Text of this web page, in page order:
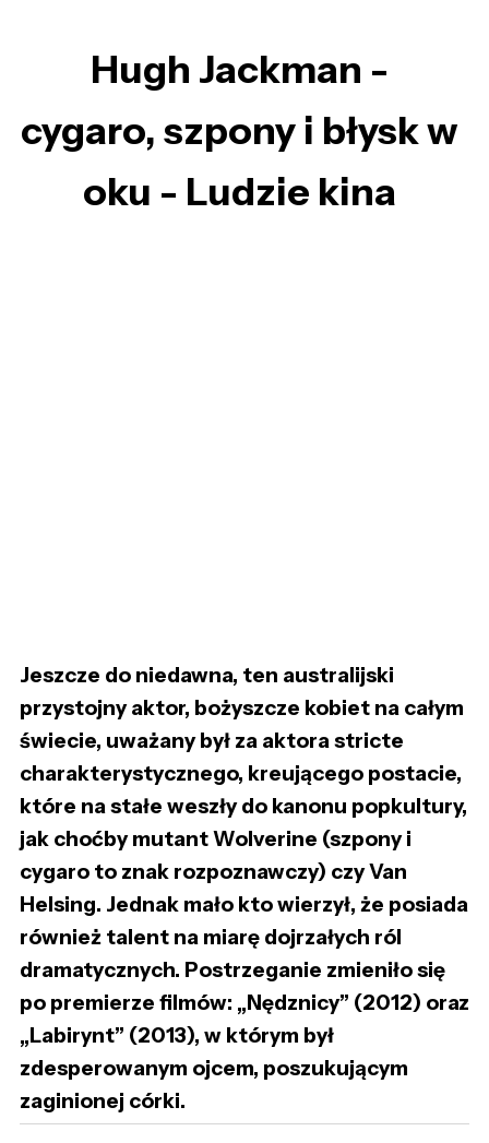
Hugh Jackman -
cygaro, szpony i błysk w
oku - Ludzie kina
Jeszcze do niedawna, ten australijski
przystojny aktor, bożyszcze kobiet na całym
świecie, uważany był za aktora stricte
charakterystycznego, kreującego postacie,
które na stałe weszły do kanonu popkultury,
jak choćby mutant Wolverine (szpony i
cygaro to znak rozpoznawczy) czy Van
Helsing. Jednak mało kto wierzył, że posiada
również talent na miarę dojrzałych ról
dramatycznych. Postrzeganie zmieniło się
po premierze filmów: „Nędznicy” (2012) oraz
„Labirynt” (2013), w którym był
zdesperowanym ojcem, poszukującym
zaginionej córki.